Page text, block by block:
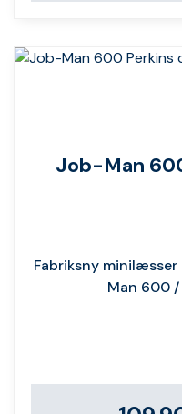
Job-Man
Fabriksny
Man 600